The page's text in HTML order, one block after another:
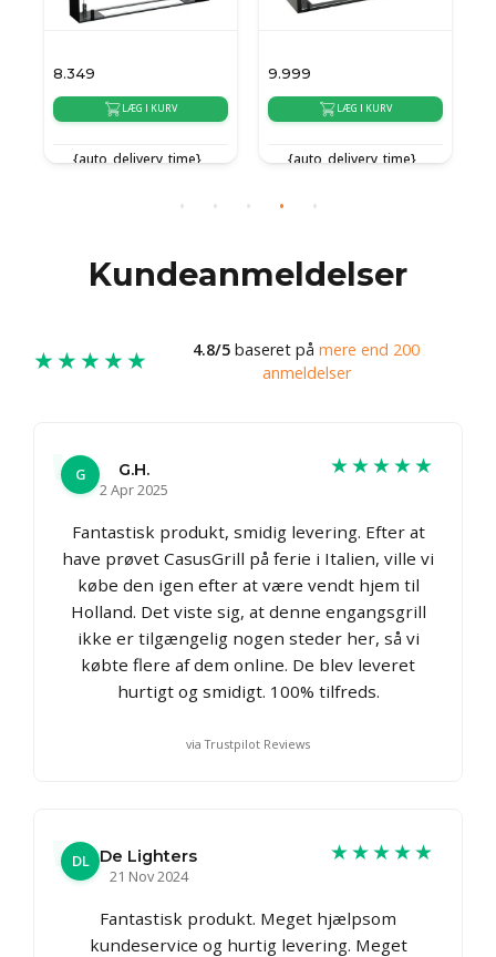
8.349
LÆG I KURV
{auto_delivery_time}
9.999
LÆG I KURV
{auto_delivery_time}
Kundeanmeldelser
★★★★★ 4.8/5 baseret på mere end 200
anmeldelser
G
G.H.
2 Apr 2025
★★★★★
Fantastisk produkt, smidig levering. Efter at
have prøvet CasusGrill på ferie i Italien, ville vi
købe den igen efter at være vendt hjem til
Holland. Det viste sig, at denne engangsgrill
ikke er tilgængelig nogen steder her, så vi
købte flere af dem online. De blev leveret
hurtigt og smidigt. 100% tilfreds.
via Trustpilot Reviews
DL De Lighters
21 Nov 2024
★★★★★
Fantastisk produkt. Meget hjælpsom
kundeservice og hurtig levering. Meget